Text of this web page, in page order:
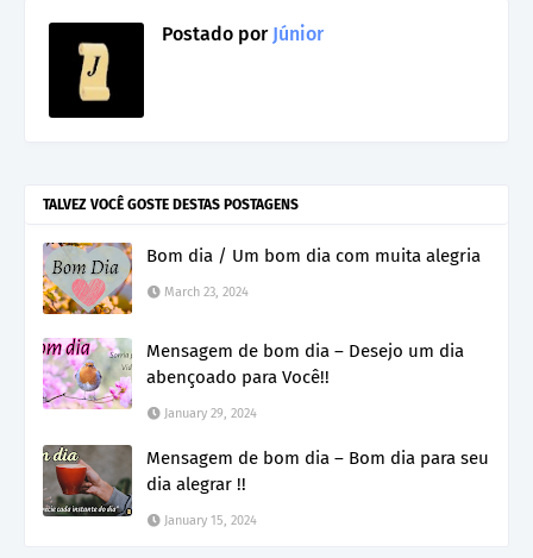
Postado porJúnior
TALVEZ VOCÊ GOSTE DESTAS POSTAGENS
Bom dia / Um bom dia com muita alegria
March 23, 2024
Mensagem de bom dia – Desejo um dia
abençoado para Você!!
January 29, 2024
Mensagem de bom dia – Bom dia para seu
dia alegrar !!
January 15, 2024